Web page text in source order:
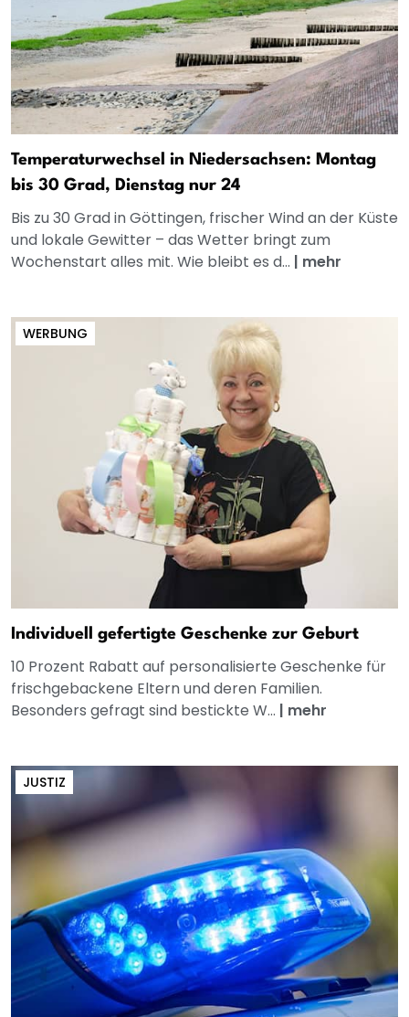
Temperaturwechsel in Niedersachsen: Montag
bis 30 Grad, Dienstag nur 24
Bis zu 30 Grad in Göttingen, frischer Wind an der Küste
und lokale Gewitter – das Wetter bringt zum
Wochenstart alles mit. Wie bleibt es d... | mehr
WERBUNG
Individuell gefertigte Geschenke zur Geburt
10 Prozent Rabatt auf personalisierte Geschenke für
frischgebackene Eltern und deren Familien.
Besonders gefragt sind bestickte W... | mehr
JUSTIZ